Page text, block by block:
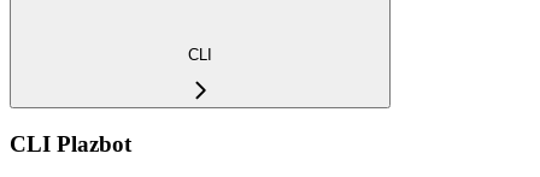
CLI
CLI Plazbot